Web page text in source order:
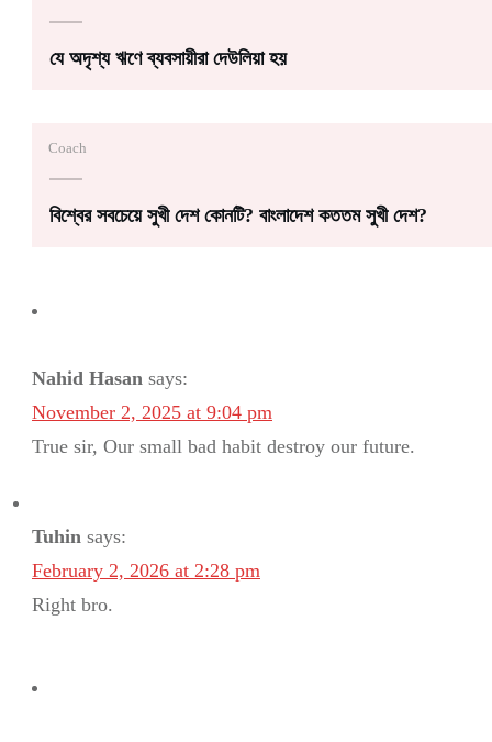
যে অদৃশ্য ঋণে ব্যবসায়ীরা দেউলিয়া হয়
Coach
বিশ্বের সবচেয়ে সুখী দেশ কোনটি? বাংলাদেশ কততম সুখী দেশ?
Nahid Hasan says:
November 2, 2025 at 9:04 pm
True sir, Our small bad habit destroy our future.
Tuhin says:
February 2, 2026 at 2:28 pm
Right bro.